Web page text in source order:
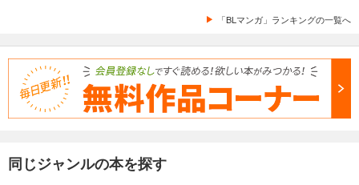
「BLマンガ」ランキングの一覧へ
同じジャンルの本を探す